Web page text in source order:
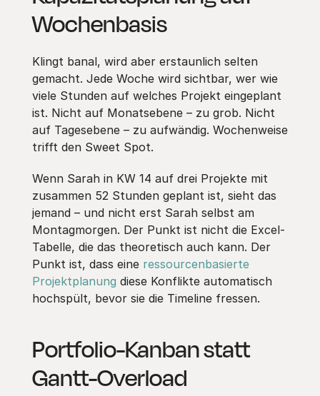
Wochenbasis
Klingt banal, wird aber erstaunlich selten
gemacht. Jede Woche wird sichtbar, wer wie
viele Stunden auf welches Projekt eingeplant
ist. Nicht auf Monatsebene – zu grob. Nicht
auf Tagesebene – zu aufwändig. Wochenweise
trifft den Sweet Spot.
Wenn Sarah in KW 14 auf drei Projekte mit
zusammen 52 Stunden geplant ist, sieht das
jemand – und nicht erst Sarah selbst am
Montagmorgen. Der Punkt ist nicht die Excel-
Tabelle, die das theoretisch auch kann. Der
Punkt ist, dass eine ressourcenbasierte
Projektplanung diese Konflikte automatisch
hochspült, bevor sie die Timeline fressen.
Portfolio-Kanban statt
Gantt-Overload